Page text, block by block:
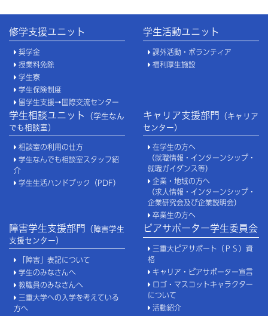
修学支援ユニット
奨学金
授業料免除
学生寮
学生保険制度
留学生支援→国際交流センター
学生活動ユニット
課外活動・ボランティア
福利厚生施設
学生相談ユニット
（学生なん
でも相談室）
相談室の利用の仕方
学生なんでも相談室スタッフ紹
介
学生生活ハンドブック（PDF）
キャリア支援部門
（キャリア
センター）
在学生の方へ
（就職情報・インターンシップ・
就職ガイダンス等）
企業・地域の方へ
（求人情報・インターンシップ・
企業研究会及び企業説明会）
卒業生の方へ
障害学生支援部門
（障害学生
支援センター）
「障害」表記について
学生のみなさんへ
教職員のみなさんへ
三重大学への入学を考えている
方へ
ピアサポーター学生委員会
三重大ピアサポート（ＰＳ）資
格
キャリア・ピアサポーター宣言
ロゴ・マスコットキャラクター
について
活動紹介